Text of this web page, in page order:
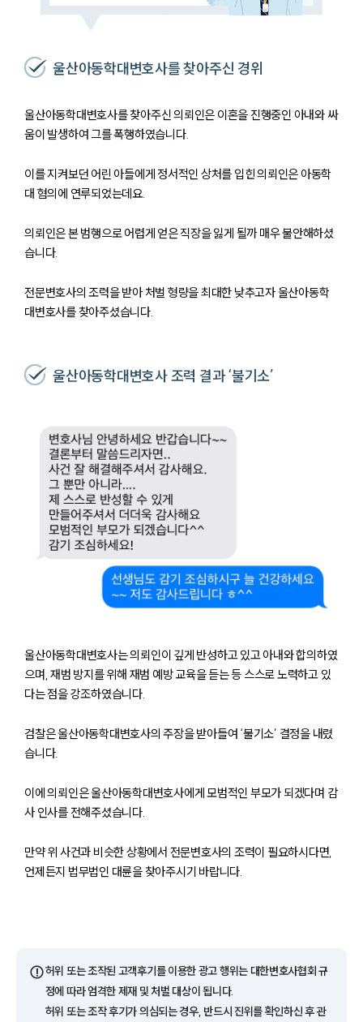
그룹소개
고객의 소리
통합검색
AI대륜
울산아동학대변호사를 찾아주신 경위
울산아동학대변호사를 찾아주신 의뢰인은 이혼을 진행중인 아내와 싸
움이 발생하여 그를 폭행하였습니다.
이를 지켜보던 어린 아들에게 정서적인 상처를 입힌 의뢰인은 아동학
대 혐의에 연루되었는데요.
의뢰인은 본 범행으로 어렵게 얻은 직장을 잃게 될까 매우 불안해하셨
습니다.
전문변호사의 조력을 받아 처벌 형량을 최대한 낮추고자 울산아동학
대변호사를 찾아주셨습니다.
울산아동학대변호사 조력 결과 ‘불기소’
울산아동학대변호사는 의뢰인이 깊게 반성하고 있고 아내와 합의하였
으며, 재범 방지를 위해 재범 예방 교육을 듣는 등 스스로 노력하고 있
다는 점을 강조하였습니다.
검찰은 울산아동학대변호사의 주장을 받아들여 ‘불기소’ 결정을 내렸
습니다.
이에 의뢰인은 울산아동학대변호사에게 모범적인 부모가 되겠다며 감
사 인사를 전해주셨습니다.
만약 위 사건과 비슷한 상황에서 전문변호사의 조력이 필요하시다면,
언제든지 법무법인 대륜을 찾아주시기 바랍니다.
⚠️허위 또는 조작된 고객후기를 이용한 광고 행위는 대한변호사협회 규
정에 따라 엄격한 제재 및 처벌 대상이 됩니다.
허위 또는 조작 후기가 의심되는 경우, 반드시 진위를 확인하신 후 관